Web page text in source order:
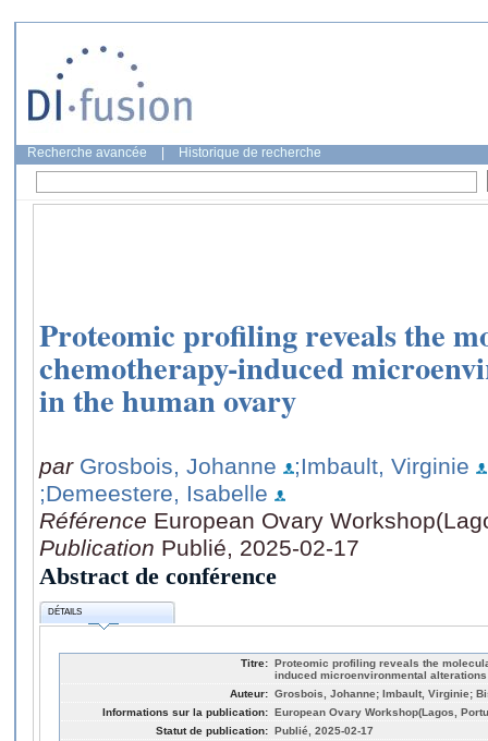
Recherche avancée Historique de recherche
Proteomic profiling reveals the
chemotherapy-induced
in the human ovary
par Grosbois, Johanne ;Imbault, Virginie
;Demeestere, Isabelle
Référence European Ovary
Publication Publié, 2025-02-17
Abstract de conférence
DÉTAILS
Titre: Proteomic profiling reveals the
induced microenvironmental
Auteur: Grosbois, Johanne; Imbault, Virginie;
Informations sur la publication: European Ovary Workshop(Lagos,
Statut de publication: Publié, 2025-02-17